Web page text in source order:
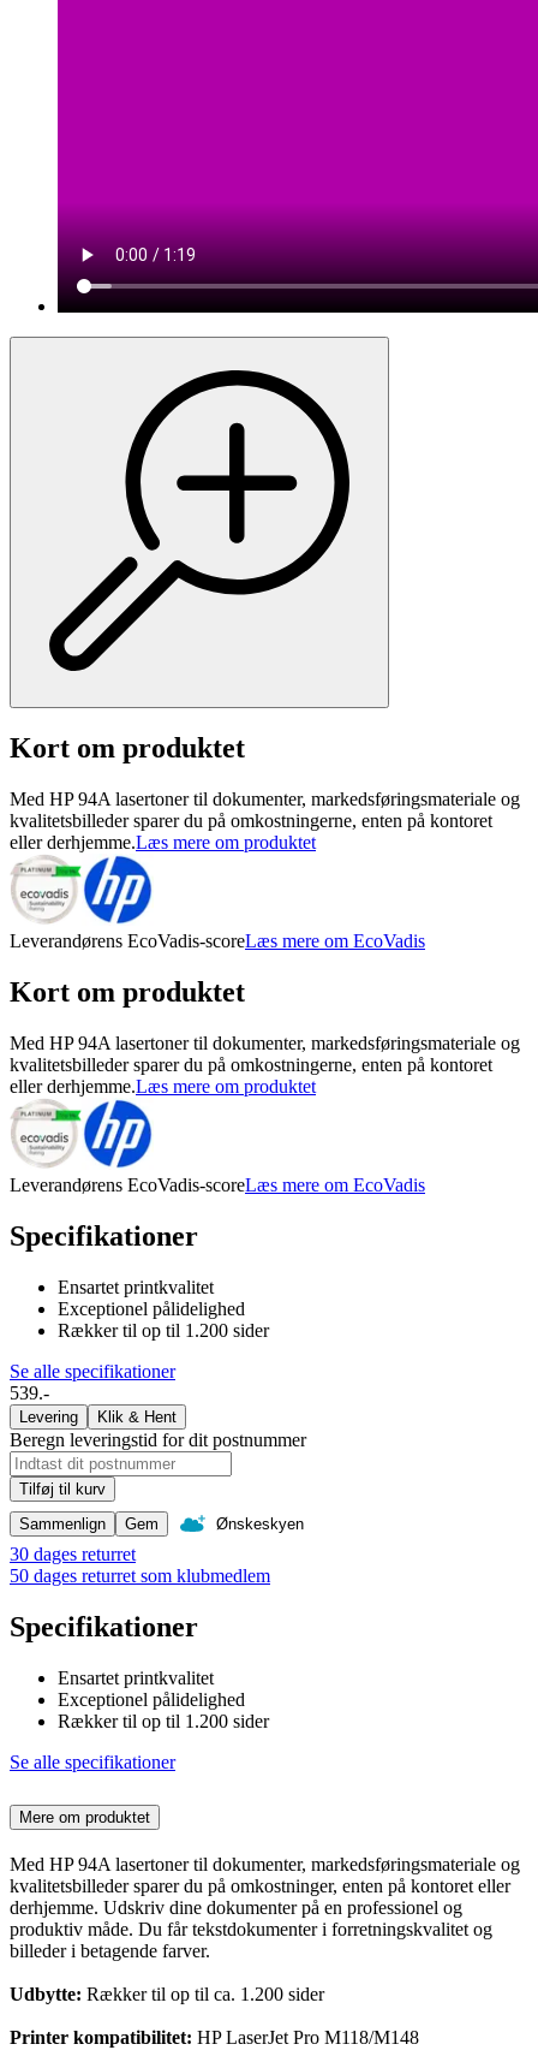
Kort om produktet
Med HP 94A lasertoner til dokumenter, markedsføringsmateriale og
kvalitetsbilleder sparer du på omkostningerne, enten på kontoret
eller derhjemme.Læs mere om produktet
Leverandørens EcoVadis-scoreLæs mere om EcoVadis
Kort om produktet
Med HP 94A lasertoner til dokumenter, markedsføringsmateriale og
kvalitetsbilleder sparer du på omkostningerne, enten på kontoret
eller derhjemme.Læs mere om produktet
Leverandørens EcoVadis-scoreLæs mere om EcoVadis
Specifikationer
Ensartet printkvalitet
Exceptionel pålidelighed
Rækker til op til 1.200 sider
Se alle specifikationer
539.-
Levering Klik & Hent
Beregn leveringstid for dit postnummer
Tilføj til kurv
Sammenlign
Gem Ønskeskyen
30 dages returret
50 dages returret som klubmedlem
Specifikationer
Ensartet printkvalitet
Exceptionel pålidelighed
Rækker til op til 1.200 sider
Se alle specifikationer
Mere om produktet
Med HP 94A lasertoner til dokumenter, markedsføringsmateriale og
kvalitetsbilleder sparer du på omkostninger, enten på kontoret eller
derhjemme. Udskriv dine dokumenter på en professionel og
produktiv måde. Du får tekstdokumenter i forretningskvalitet og
billeder i betagende farver.
Udbytte: Rækker til op til ca. 1.200 sider
Printer kompatibilitet: HP LaserJet Pro M118/M148